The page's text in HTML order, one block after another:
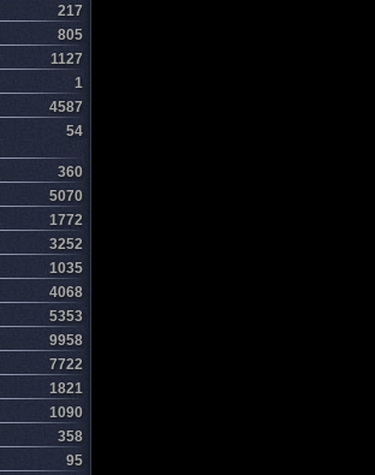
217
805
1127
1
4587
54
360
5070
1772
3252
1035
4068
5353
9958
7722
1821
1090
358
95